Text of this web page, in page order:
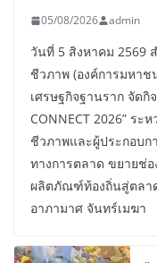
05/08/2026 admin
วันที่ 5 สิงหาคม 2569
ชีวภาพ (องค์การมหาช
เศรษฐกิจฐานราก จัดกิ
CONNECT 2026” ร
ชีวภาพและผู้ประกอบก
ทางการตลาด ขยายช่
ผลิตภัณฑ์ท้องถิ่นสู่ตลา
อาภามาศ จันทร์เมฆา